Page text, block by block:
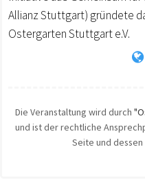
Allianz Stuttgart) gründete
Ostergarten Stuttgart e.V.
Die Veranstaltung wird durch
und ist der rechtliche
Seite und